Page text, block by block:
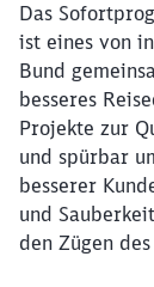
Das
ist eines von
Bund
besseres
Projekte zur
und spürbar
besserer
und
den Zügen